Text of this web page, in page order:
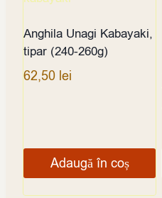
Anghila Unagi Kabayaki,
tipar (240-260g)
62,50 lei
Adaugă în coș